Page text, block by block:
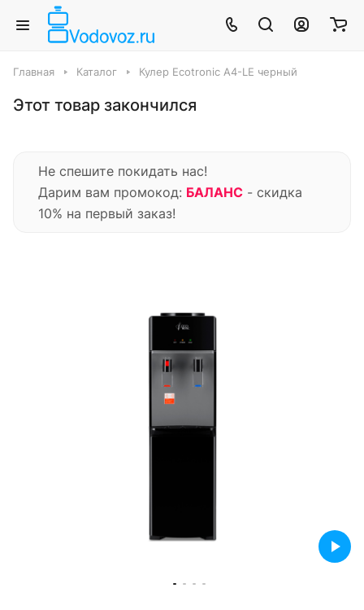
Главная Каталог Кулер Ecotronic A4-LE черный
Этот товар закончился
Не спешите покидать нас!
Дарим вам промокод: БАЛАНС - скидка
10% на первый заказ!